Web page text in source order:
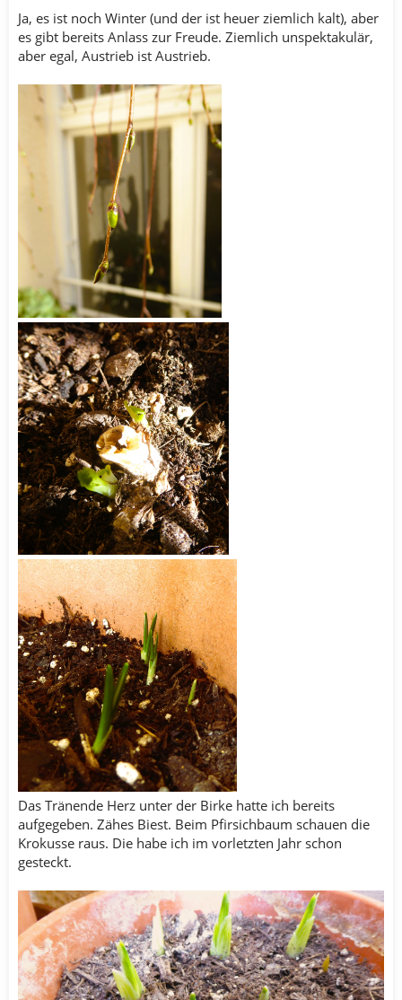
Ja, es ist noch Winter (und der ist heuer ziemlich kalt), aber
es gibt bereits Anlass zur Freude. Ziemlich unspektakulär,
aber egal, Austrieb ist Austrieb.
Das Tränende Herz unter der Birke hatte ich bereits
aufgegeben. Zähes Biest. Beim Pfirsichbaum schauen die
Krokusse raus. Die habe ich im vorletzten Jahr schon
gesteckt.